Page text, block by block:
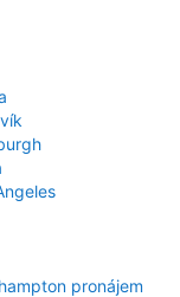
pronájem